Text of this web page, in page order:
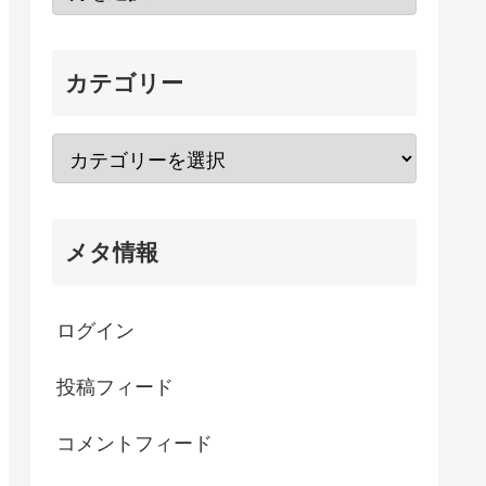
カテゴリー
メタ情報
ログイン
投稿フィード
コメントフィード